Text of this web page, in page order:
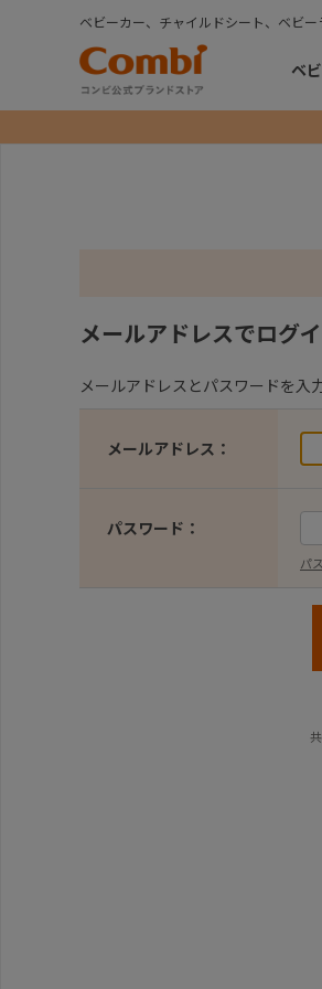
ベビーカー、チャイルドシート、ベビ
ベ
メールアドレスでログ
メールアドレスとパスワードを入
メールアドレス：
パスワード：
パ